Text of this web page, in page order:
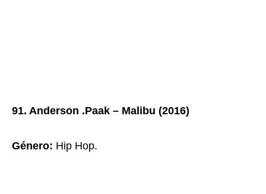
91. Anderson .Paak – Malibu (2016)
Género: Hip Hop.